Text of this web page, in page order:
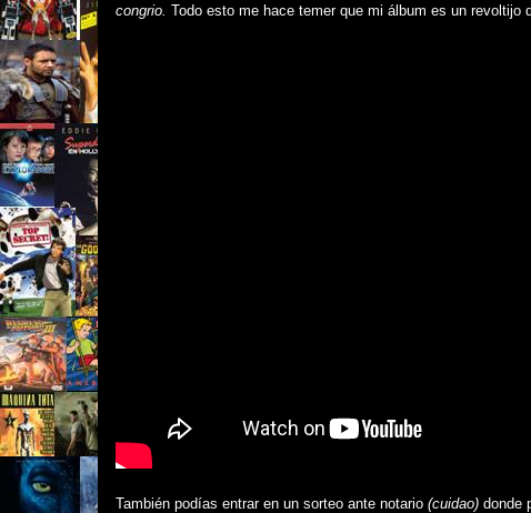
congrio. Todo esto me hace temer que mi álbum es un
También podías entrar en un sorteo ante notario (cuidao) donde